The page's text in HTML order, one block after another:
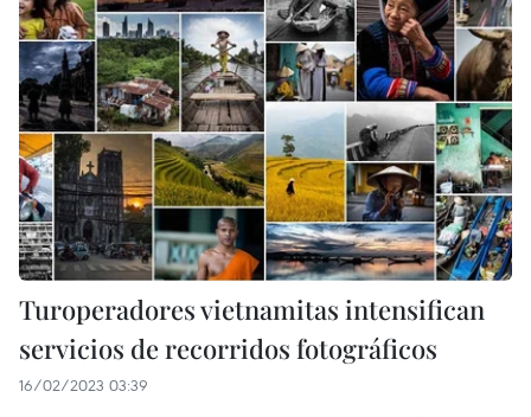
Turoperadores vietnamitas intensifican
servicios de recorridos fotográficos
16/02/2023 03:39